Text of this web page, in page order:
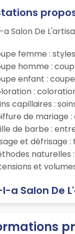
Salon De
femme :
homme :
enfant :
:
capillaires :
de mariage
de barbe :
et défrisage
naturelles
et
a Salon De